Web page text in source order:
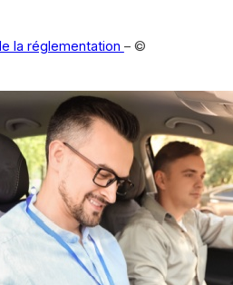
la réglementation – ©